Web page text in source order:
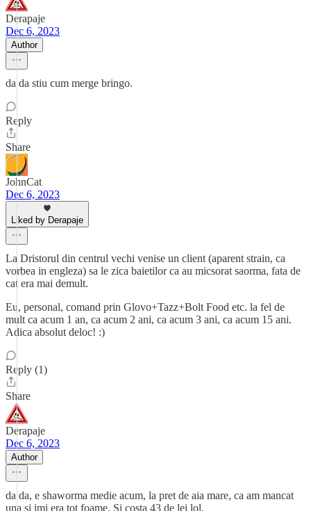
Derapaje
Dec 6, 2023
Author
da da stiu cum merge bringo.
Reply
Share
JohnCat
Dec 6, 2023
Liked by Derapaje
La Dristorul din centrul vechi venise un client (aparent strain, ca
vorbea in engleza) sa le zica baietilor ca au micsorat saorma, fata de
cat era mai demult.
Eu, personal, comand prin Glovo+Tazz+Bolt Food etc. la fel de
mult ca acum 1 an, ca acum 2 ani, ca acum 3 ani, ca acum 15 ani.
Adica absolut deloc! :)
Reply (1)
Share
Derapaje
Dec 6, 2023
Author
da da, e shaworma medie acum, la pret de aia mare, ca am mancat
una si imi era tot foame. Si costa 43 de lei lol.